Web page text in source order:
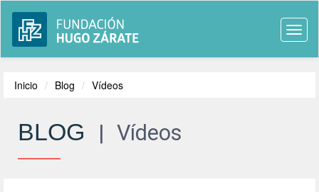
Inicio Blog Vídeos
BLOG | Vídeos